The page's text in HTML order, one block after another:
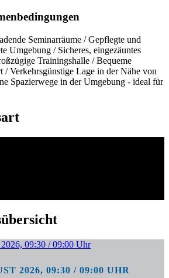
Seminarräume / Gepflegte und
Umgebung / Sicheres, eingezäuntes
Trainingshalle / Bequeme
/ Verkehrsgünstige Lage in der Nähe von
Spazierwege in der Umgebung - ideal für
2026, 09:30 / 09:00 UHR